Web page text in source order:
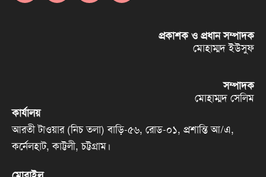
প্রকাশক ও প্রধান সম্পাদক
মোহাম্মদ ইউসুফ
সম্পাদক
মোহাম্মদ সেলিম
কার্যালয়
আরতী টাওয়ার (নিচ তলা) বাড়ি-৫৬, রোড-০১, প্রশান্তি আ/এ,
কর্নেলহাট, কাট্টলী, চট্টগ্রাম।